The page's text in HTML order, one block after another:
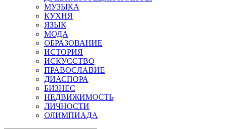
МУЗЫКА
КУХНЯ
ЯЗЫК
МОДА
ОБРАЗОВАНИЕ
ИСТОРИЯ
ИСКУССТВО
ПРАВОСЛАВИЕ
ДИАСПОРА
БИЗНЕС
НЕДВИЖИМОСТЬ
ЛИЧНОСТИ
ОЛИМПИАДА